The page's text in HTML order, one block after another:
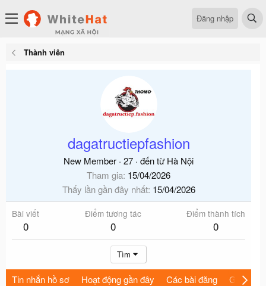
Đăng nhập
Thành viên
dagatructiepfashion
New Member · 27 · đến từ Hà Nội
Tham gia 15/04/2026
Thấy lần gần đây nhất 15/04/2026
Bài viết
0
Điểm tương tác
0
Điểm thành tích
0
Tìm
Tin nhắn hồ sơ Hoạt động gần đây Các bài đăng Giới thiệu